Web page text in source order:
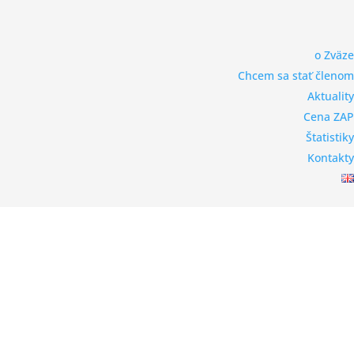
o Zväze
Chcem sa stať členom
Aktuality
Cena ZAP
Štatistiky
Kontakty